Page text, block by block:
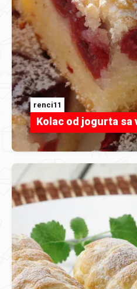
renci11
Kolac od jogurta sa